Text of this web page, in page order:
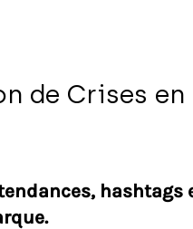
de Crises en
hashtags